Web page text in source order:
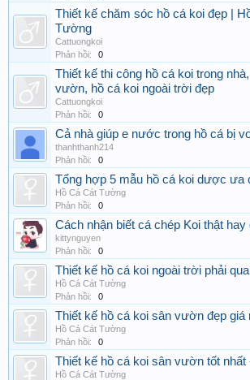
Thiết kế chăm sóc hồ cá koi đẹp |
Tường
Cattuongkoi
Phản hồi:
0
Thiết kế thi công hồ cá koi trong
vườn, hồ cá koi ngoài trời đẹp
Cattuongkoi
Phản hồi:
0
Cả nhà giúp e nước trong hồ cá bị
thanhthanh214
Phản hồi:
0
Tổng hợp 5 mẫu hồ cá koi dược ưa
Hồ Cá Cát Tường
Phản hồi:
0
Cách nhận biết cá chép Koi thật hay
kittynguyen
Phản hồi:
0
Thiết kế hồ cá koi ngoài trời phải
Hồ Cá Cát Tường
Phản hồi:
0
Thiết kế hồ cá koi sân vườn đẹp giá
Hồ Cá Cát Tường
Phản hồi:
0
Thiết kế hồ cá koi sân vườn tốt nhất
Hồ Cá Cát Tường